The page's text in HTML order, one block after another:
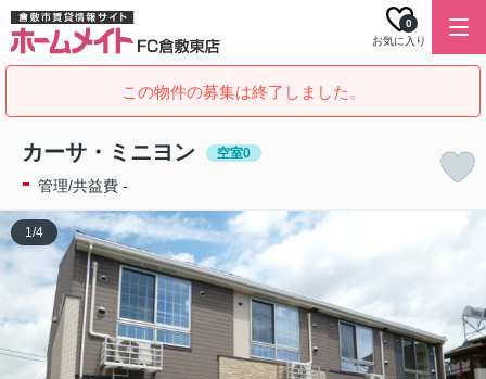
お気に入り
0
この物件の募集は終了しました。
カーサ・ミニヨン 空室0
- 管理/共益費 -
1/4